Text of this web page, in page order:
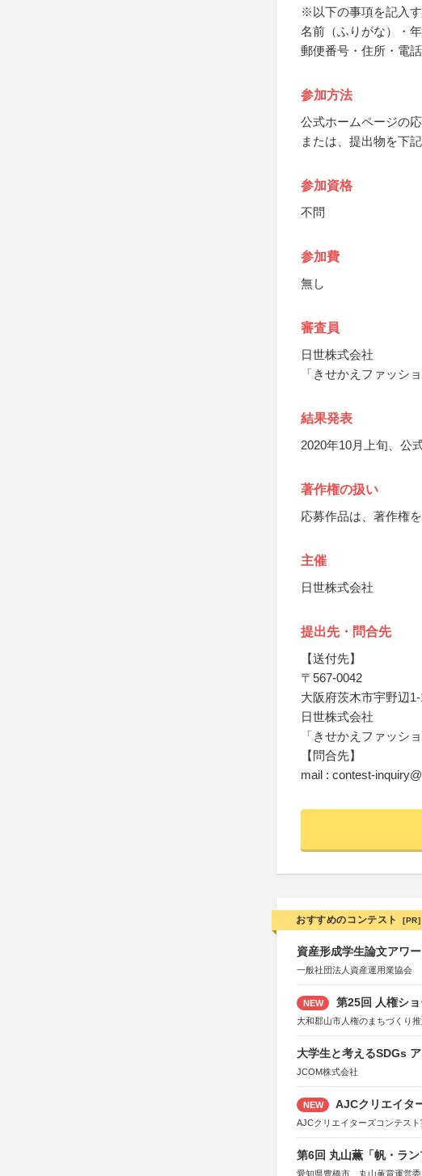
※以下の事項を記入
名前（ふりがな）・
郵便番号・住所・電
参加方法
公式ホームページの
または、提出物を下
参加資格
不問
参加費
無し
審査員
日世株式会社
「きせかえファッシ
結果発表
2020年10月上旬、公
著作権の扱い
応募作品は、著作権
主催
日世株式会社
提出先・問合先
【送付先】
〒567-0042
大阪府茨木市宇野辺
日世株式会社
「きせかえファッシ
【問合先】
mail : contest-
おすすめのコンテスト [PR]
資産形成学生論文アワ
一般社団法人資産運用業協会
NEW 第25回 人権シ
大和郡山市人権のまちづくり
大学生と考えるSDGs
JCOM株式会社
NEW AJCクリエイタ
AJCクリエイターズコンテス
第6回 丸山薫「帆・ラ
愛知県豊橋市、丸山薫賞運営